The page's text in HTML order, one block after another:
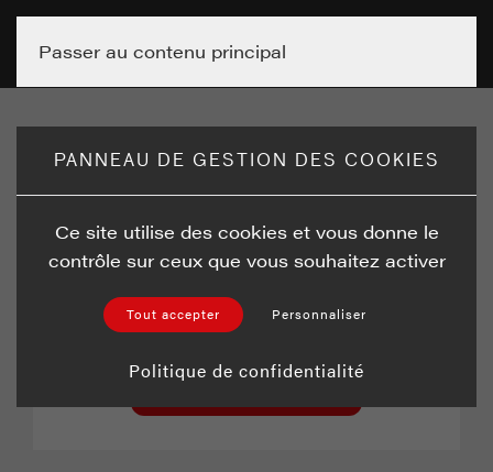
PANNEAU DE GESTION DES COOKIES
Ce site utilise des cookies et vous donne le
contrôle sur ceux que vous souhaitez activer
Tout accepter Personnaliser
Politique de confidentialité
Passer au contenu principal
Ce véhicule vous intéresse ?
Concession inconnue.
Nous contacter